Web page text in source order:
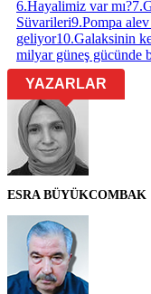
6.Hayalimiz var mı?7.
Süvarileri9.Pompa
geliyor10.Galaksinin
milyar güneş gücünde
YAZARLAR
ESRA BÜYÜKCOMBAK